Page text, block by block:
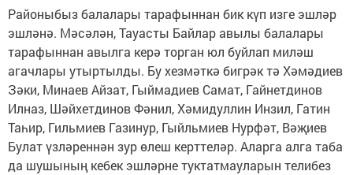
Районыбыз балалары тарафыннан бик күп изге эшләр
эшләнә. Мәсәлән, Тауасты Байлар авылы балалары
тарафыннан авылга керә торган юл буйлап миләш
агачлары утыртылды. Бу хезмәткә бигрәк тә Хәмәдиев
Зәки, Минаев Айзат, Гыймадиев Самат, Гайнетдинов
Илназ, Шәйхетдинов Фәнил, Хәмидуллин Инзил, Гатин
Таһир, Гильмиев Газинур, Гыйльмиев Нурфәт, Вәҗиев
Булат үзләреннән зур өлеш керттеләр. Аларга алга таба
да шушының кебек эшләрне туктатмауларын телибез